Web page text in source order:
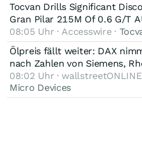
Tocvan Drills Significant
Gran Pilar 215M Of 0.6 G/T
08:05 Uhr · Accesswire ·
Ölpreis fällt weiter: DAX
nach Zahlen von Siemens,
08:02 Uhr ·
Micro Devices